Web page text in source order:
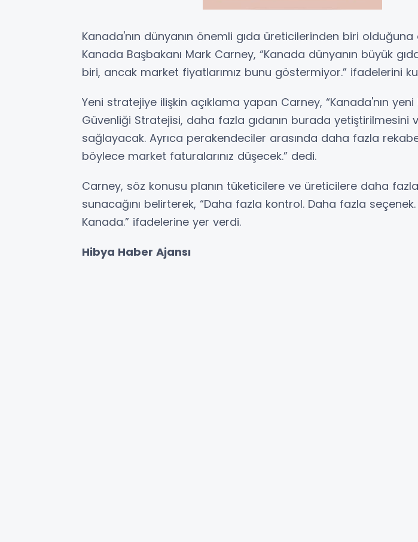
Kanada'nın dünyanın önemli gıda üreticilerinden biri
Kanada Başbakanı Mark Carney, “Kanada dünyanın büyük
biri, ancak market fiyatlarımız bunu göstermiyor.” ifadelerini
Yeni stratejiye ilişkin açıklama yapan Carney, “Kanada'nın yeni
Güvenliği Stratejisi, daha fazla gıdanın burada yetiştirilmesini
sağlayacak. Ayrıca perakendeciler arasında daha fazla
böylece market faturalarınız düşecek.” dedi.
Carney, söz konusu planın tüketicilere ve üreticilere daha
sunacağını belirterek, “Daha fazla kontrol. Daha fazla
Kanada.” ifadelerine yer verdi.
Hibya Haber Ajansı